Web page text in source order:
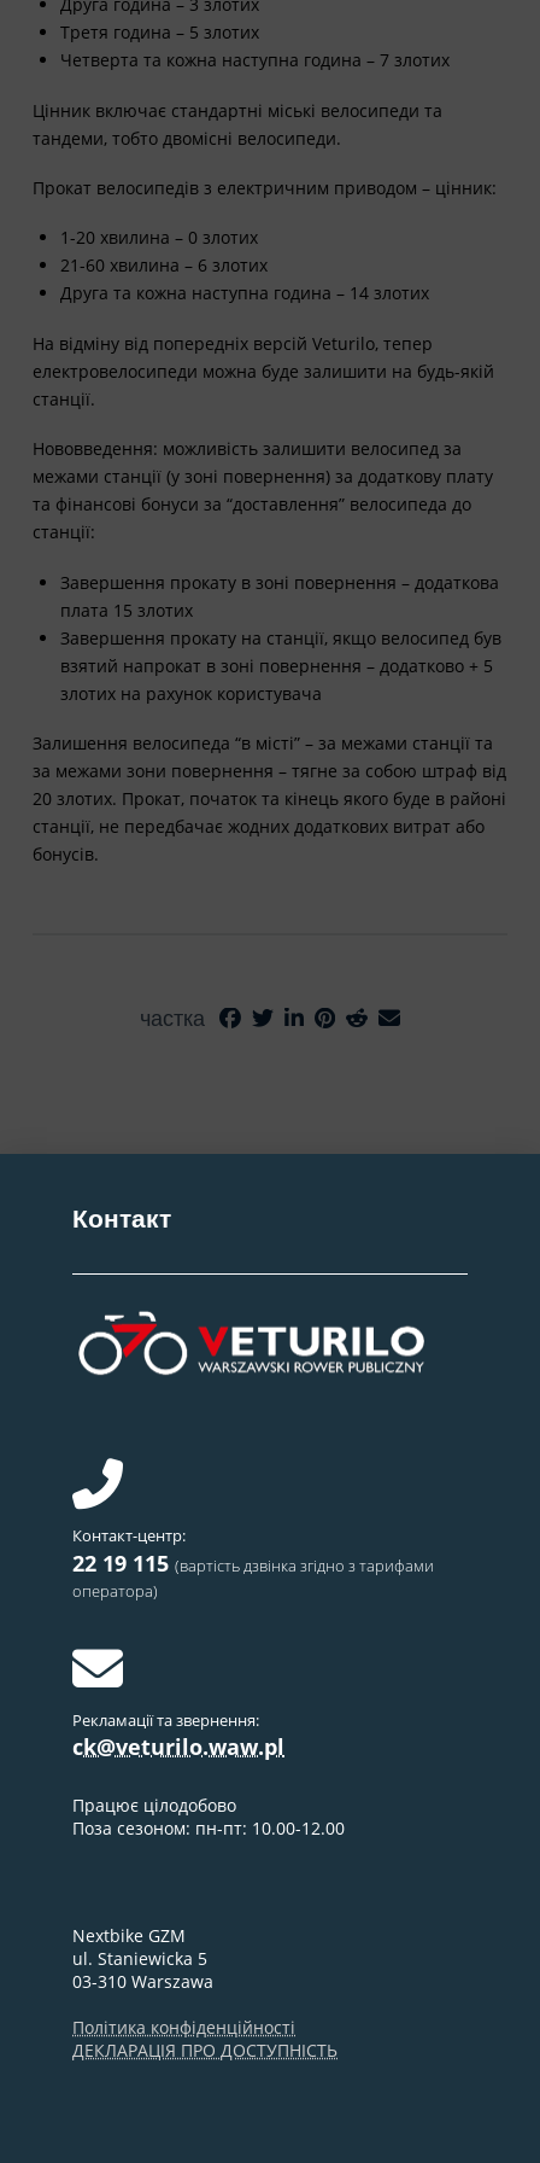
Друга година – 3 злотих
Третя година – 5 злотих
Четверта та кожна наступна година – 7 злотих
Цінник включає стандартні міські велосипеди та
тандеми, тобто двомісні велосипеди.
Прокат велосипедів з електричним приводом – цінник:
1-20 хвилина – 0 злотих
21-60 хвилина – 6 злотих
Друга та кожна наступна година – 14 злотих
На відміну від попередніх версій Veturilo, тепер
електровелосипеди можна буде залишити на будь-якій
станції.
Нововведення: можливість залишити велосипед за
межами станції (у зоні повернення) за додаткову плату
та фінансові бонуси за “доставлення” велосипеда до
станції:
Завершення прокату в зоні повернення – додаткова
плата 15 злотих
Завершення прокату на станції, якщо велосипед був
взятий напрокат в зоні повернення – додатково + 5
злотих на рахунок користувача
Залишення велосипеда “в місті” – за межами станції та
за межами зони повернення – тягне за собою штраф від
20 злотих. Прокат, початок та кінець якого буде в районі
станції, не передбачає жодних додаткових витрат або
бонусів.
частка
Контакт
Контакт-центр:
22 19 115 (вартість дзвінка згідно з тарифами
оператора)
Рекламації та звернення:
ck@veturilo.waw.pl
Працює цілодобово
Поза сезоном: пн-пт: 10.00-12.00
Nextbike GZM
ul. Staniewicka 5
03-310 Warszawa
Політика конфіденційності
ДЕКЛАРАЦІЯ ПРО ДОСТУПНІСТЬ